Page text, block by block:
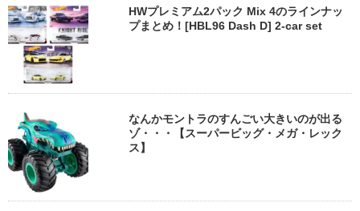
HWプレミアム2パック Mix 4のラインナッ
プまとめ！[HBL96 Dash D] 2-car set
なんかモントラのすんごい大きいのが出る
ゾ・・・【スーパービッグ・メガ・レック
ス】